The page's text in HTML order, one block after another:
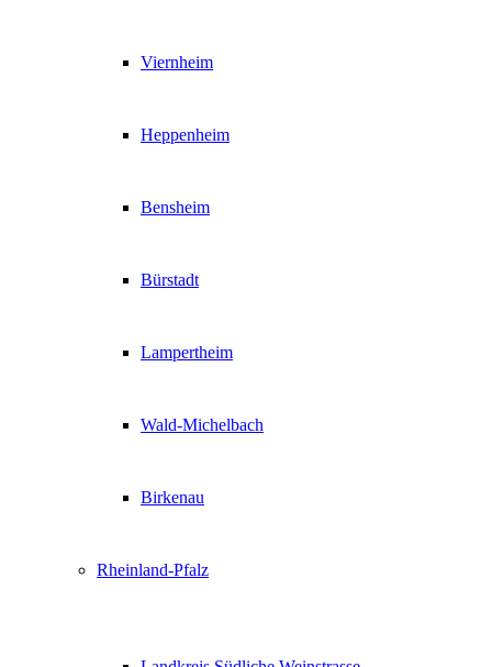
Viernheim
Heppenheim
Bensheim
Bürstadt
Lampertheim
Wald-Michelbach
Birkenau
Rheinland-Pfalz